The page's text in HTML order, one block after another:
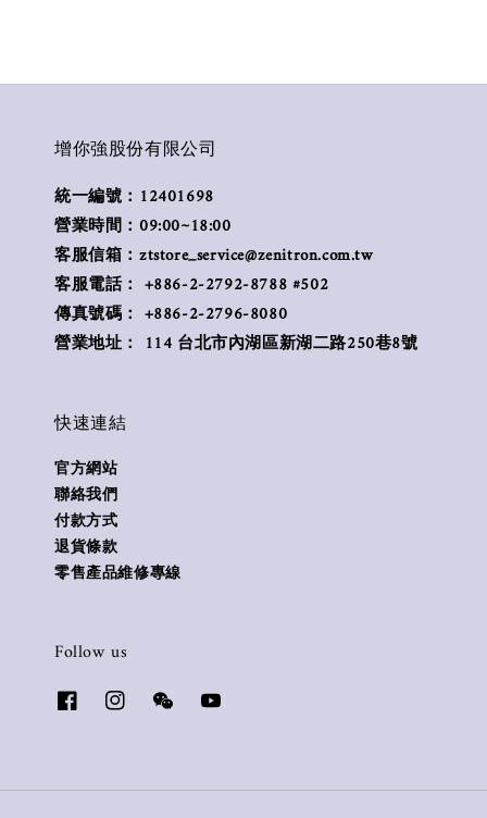
增你強股份有限公司
統一編號：12401698
營業時間：09:00~18:00
客服信箱：ztstore_service@zenitron.com.tw
客服電話： +886-2-2792-8788 #502
傳真號碼： +886-2-2796-8080
營業地址： 114 台北市內湖區新湖二路250巷8號
快速連結
官方網站
聯絡我們
付款方式
退貨條款
零售產品維修專線
Follow us